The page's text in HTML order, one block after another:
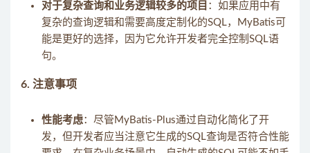
对于复杂查询和业务逻辑较多的项目 ：如果应用中有
复杂的查询逻辑和需要高度定制化的SQL，MyBatis可
能是更好的选择，因为它允许开发者完全控制SQL语
句。
6. 注意事项
性能考虑：尽管MyBatis-Plus通过自动化简化了开
发，但开发者应当注意它生成的SQL查询是否符合性能